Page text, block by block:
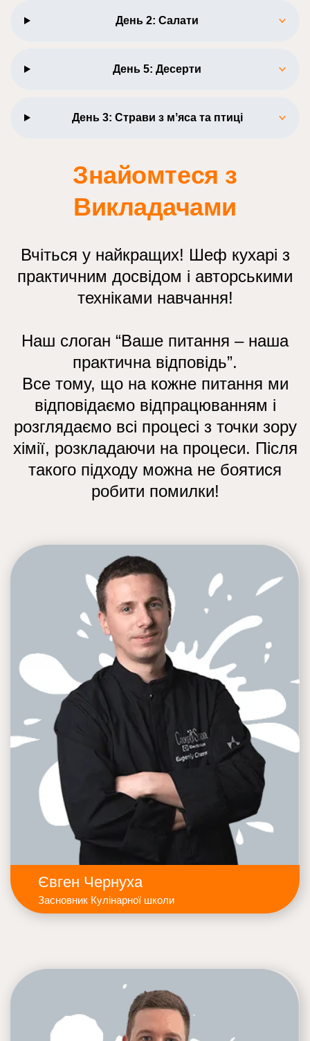
День 2: Салати
День 5: Десерти
День 3: Страви з мʼяса та птиці
Знайомтеся з
Викладачами
Вчіться у найкращих! Шеф кухарі з
практичним досвідом і авторськими
техніками навчання!
Наш слоган “Ваше питання – наша
практична відповідь”.
Все тому, що на кожне питання ми
відповідаємо відпрацюванням і
розглядаємо всі процесі з точки зору
хімії, розкладаючи на процеси. Після
такого підходу можна не боятися
робити помилки!
Євген Чернуха
Засновник Кулінарної школи